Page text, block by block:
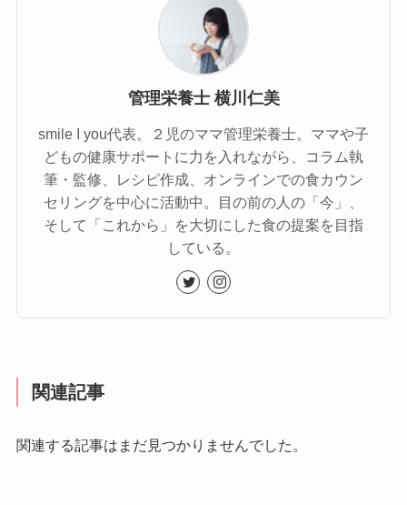
管理栄養士 横川仁美
smile I you代表。２児のママ管理栄養士。ママや子
どもの健康サポートに力を入れながら、コラム執
筆・監修、レシピ作成、オンラインでの食カウン
セリングを中心に活動中。目の前の人の「今」、
そして「これから」を大切にした食の提案を目指
している。
関連記事
関連する記事はまだ見つかりませんでした。